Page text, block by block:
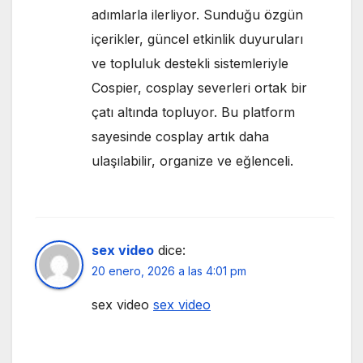
adımlarla ilerliyor. Sunduğu özgün
içerikler, güncel etkinlik duyuruları
ve topluluk destekli sistemleriyle
Cospier, cosplay severleri ortak bir
çatı altında topluyor. Bu platform
sayesinde cosplay artık daha
ulaşılabilir, organize ve eğlenceli.
sex video dice:
20 enero, 2026 a las 4:01 pm
sex video sex video